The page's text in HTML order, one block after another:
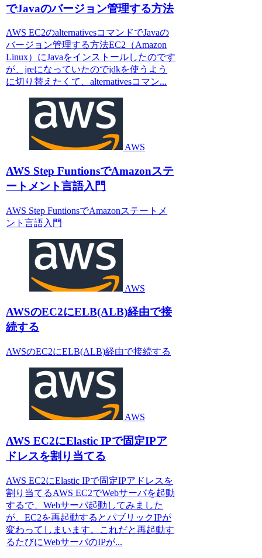
でJavaのバージョン管理する方法
AWS EC2のalternativesコマンドでJavaの
バージョン管理する方法EC2（Amazon
Linux）にJavaをインストールしたのです
が、jreになっていたのでjdkを使うよう
に切り替えたくて、alternativesコマン...
AWS
AWS Step FuntionsでAmazonステ
ートメント言語入門
AWS Step FuntionsでAmazonステートメ
ント言語入門
AWS
AWSのEC2にELB(ALB)経由で接
続する
AWSのEC2にELB(ALB)経由で接続する
AWS
AWS EC2にElastic IPで固定IPア
ドレスを割り当てる
AWS EC2にElastic IPで固定IPアドレスを
割り当てるAWS EC2でWebサーバを起動
するで、Webサーバ起動してみました
が、EC2を再起動するとパブリックIPが
変わってしまいます。これだと再起動す
るたびにWebサーバのIPが...